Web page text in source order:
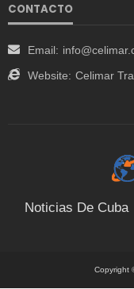
CONTACTO
Email:
Website: Celimar
Noticias De Cuba
Copyright